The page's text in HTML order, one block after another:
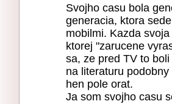
Svojho casu bola
generacia, ktora
mobilmi. Kazda
ktorej "zarucene
sa, ze pred TV to
na literaturu
hen pole orat.
Ja som svojho casu